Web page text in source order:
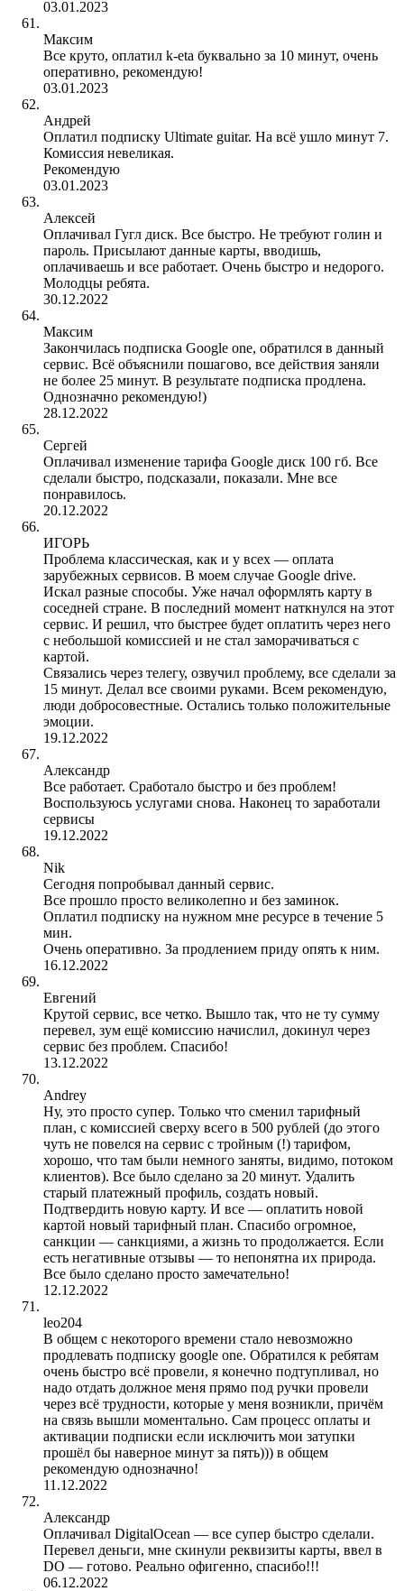
03.01.2023
Максим
Все круто, оплатил k-eta буквально за 10 минут, очень
оперативно, рекомендую!
03.01.2023
Андрей
Оплатил подписку Ultimate guitar. На всё ушло минут 7.
Комиссия невеликая.
Рекомендую
03.01.2023
Алексей
Оплачивал Гугл диск. Все быстро. Не требуют голин и
пароль. Присылают данные карты, вводишь,
оплачиваешь и все работает. Очень быстро и недорого.
Молодцы ребята.
30.12.2022
Максим
Закончилась подписка Google one, обратился в данный
сервис. Всё объяснили пошагово, все действия заняли
не более 25 минут. В результате подписка продлена.
Однозначно рекомендую!)
28.12.2022
Сергей
Оплачивал изменение тарифа Google диск 100 гб. Все
сделали быстро, подсказали, показали. Мне все
понравилось.
20.12.2022
ИГОРЬ
Проблема классическая, как и у всех — оплата
зарубежных сервисов. В моем случае Google drive.
Искал разные способы. Уже начал оформлять карту в
соседней стране. В последний момент наткнулся на этот
сервис. И решил, что быстрее будет оплатить через него
с небольшой комиссией и не стал заморачиваться с
картой.
Связались через телегу, озвучил проблему, все сделали за
15 минут. Делал все своими руками. Всем рекомендую,
люди добросовестные. Остались только положительные
эмоции.
19.12.2022
Александр
Все работает. Сработало быстро и без проблем!
Воспользуюсь услугами снова. Наконец то заработали
сервисы
19.12.2022
Nik
Сегодня попробывал данный сервис.
Все прошло просто великолепно и без заминок.
Оплатил подписку на нужном мне ресурсе в течение 5
мин.
Очень оперативно. За продлением приду опять к ним.
16.12.2022
Евгений
Крутой сервис, все четко. Вышло так, что не ту сумму
перевел, зум ещё комиссию начислил, докинул через
сервис без проблем. Спасибо!
13.12.2022
Andrey
Ну, это просто супер. Только что сменил тарифный
план, с комиссией сверху всего в 500 рублей (до этого
чуть не повелся на сервис с тройным (!) тарифом,
хорошо, что там были немного заняты, видимо, потоком
клиентов). Все было сделано за 20 минут. Удалить
старый платежный профиль, создать новый.
Подтвердить новую карту. И все — оплатить новой
картой новый тарифный план. Спасибо огромное,
санкции — санкциями, а жизнь то продолжается. Если
есть негативные отзывы — то непонятна их природа.
Все было сделано просто замечательно!
12.12.2022
leo204
В общем с некоторого времени стало невозможно
продлевать подписку google one. Обратился к ребятам
очень быстро всё провели, я конечно подтупливал, но
надо отдать должное меня прямо под ручки провели
через всё трудности, которые у меня возникли, причём
на связь вышли моментально. Сам процесс оплаты и
активации подписки если исключить мои затупки
прошёл бы наверное минут за пять))) в общем
рекомендую однозначно!
11.12.2022
Александр
Оплачивал DigitalOcean — все супер быстро сделали.
Перевел деньги, мне скинули реквизиты карты, ввел в
DO — готово. Реально офигенно, спасибо!!!
06.12.2022